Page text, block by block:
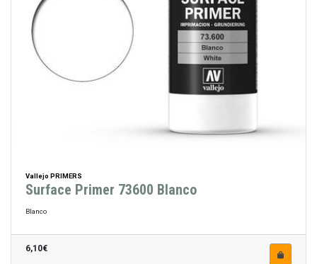
Vallejo PRIMERS
Surface Primer 73600 Blanco
Blanco
6,10€